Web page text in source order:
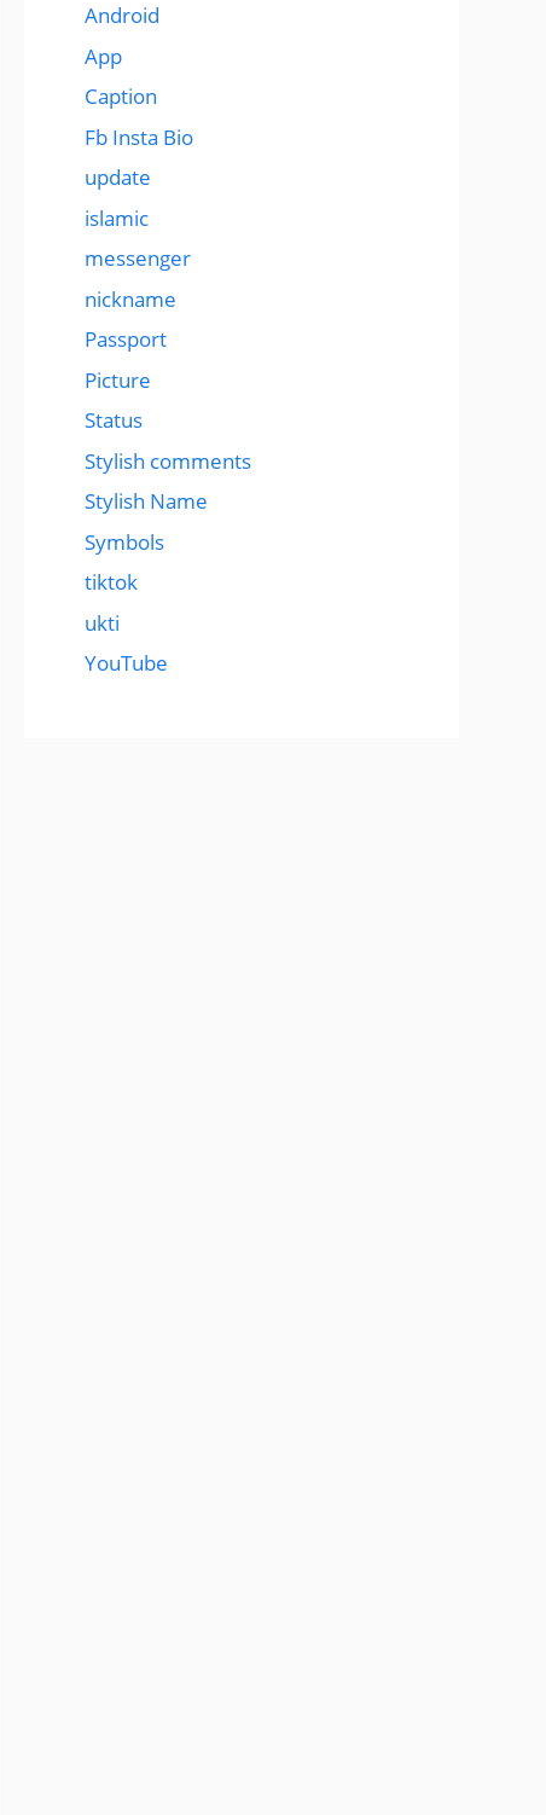
Android
App
Caption
Fb Insta Bio
update
islamic
messenger
nickname
Passport
Picture
Status
Stylish comments
Stylish Name
Symbols
tiktok
ukti
YouTube